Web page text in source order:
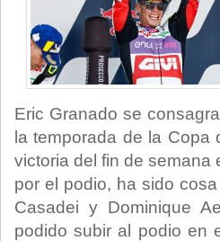
Eric Granado se
la temporada de la
victoria del fin de semana
por el podio, ha sido
Casadei y Dominique
podido subir al podio en